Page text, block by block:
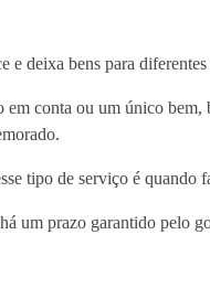
e deixa bens para
conta ou um único
tipo de serviço é
um prazo garantido pelo